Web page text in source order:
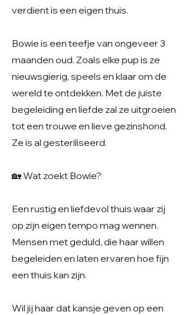
verdient is een eigen thuis.
Bowie is een teefje van ongeveer 3
maanden oud. Zoals elke pup is ze
nieuwsgierig, speels en klaar om de
wereld te ontdekken. Met de juiste
begeleiding en liefde zal ze uitgroeien
tot een trouwe en lieve gezinshond.
Ze is al gesteriliseerd.
🏡 Wat zoekt Bowie?
Een rustig en liefdevol thuis waar zij
op zijn eigen tempo mag wennen.
Mensen met geduld, die haar willen
begeleiden en laten ervaren hoe fijn
een thuis kan zijn.
Wil jij haar dat kansje geven op een